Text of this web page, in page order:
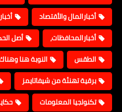
أخبارالمال والأقتصاد
أخبارالمحافظات،
أصل
الطقس
النوبة هنا
برقية تهنئة من شيفاتايمز
تكنولجيا المعلومات